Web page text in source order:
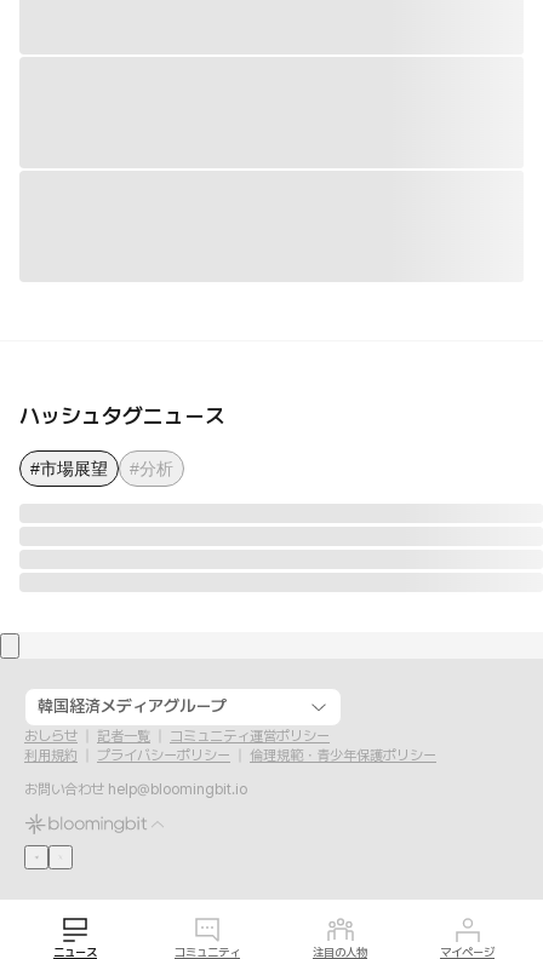
ハッシュタグニュース
#市場展望 #分析
韓国経済メディアグループ
おしらせ 記者一覧
コミュニティ運営ポリシー
利用規約
プライバシーポリシー
倫理規範・青少年保護ポリシー
お問い合わせ help@bloomingbit.io
ニュース コミュニティ 注目の人物 マイページ